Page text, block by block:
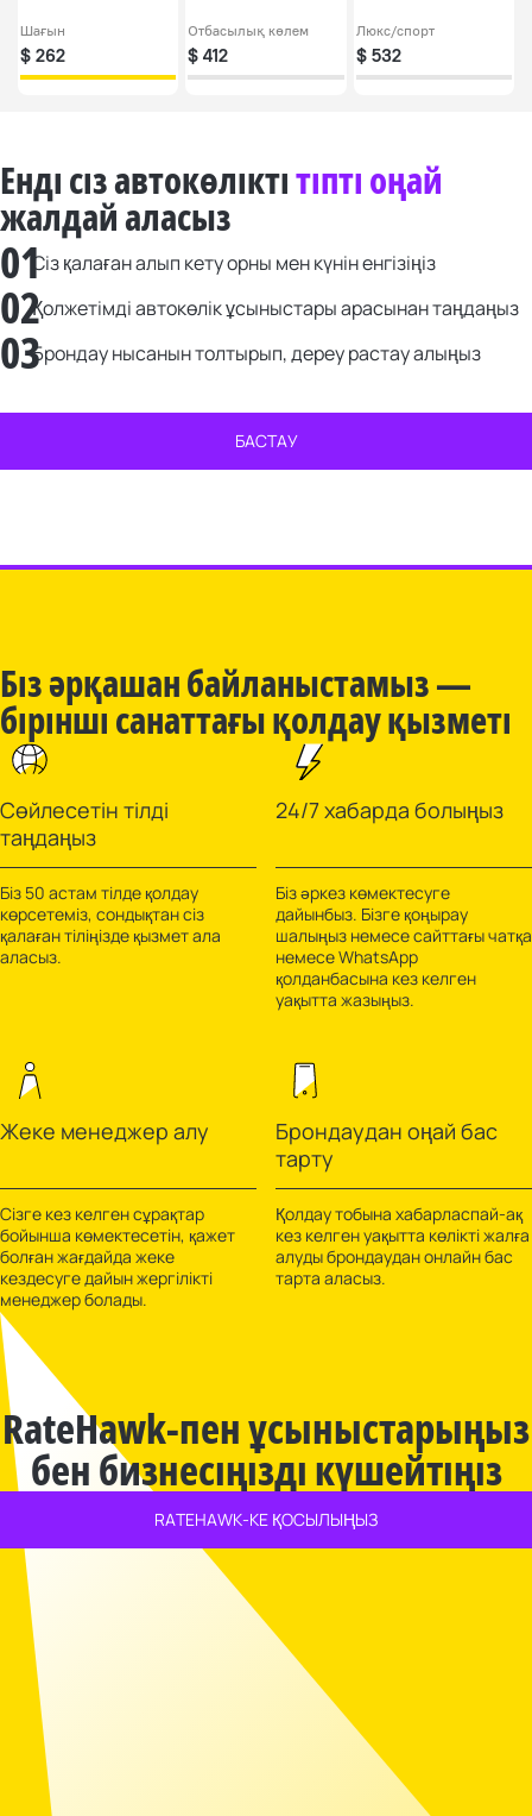
Шағын
$ 262
Отбасылық көлем
$412
Люкс/спорт
$ 532
Енді сіз автокөліктітіпті оңай
жалдай аласыз
01Сіз қалаған алып кету орны мен күнін енгізіңіз
02Қолжетімді автокөлік ұсыныстары арасынан таңдаңыз
03Брондау нысанын толтырып, дереу растау алыңыз
БАСТАУ
Біз әрқашан байланыстамыз —
бірінші санаттағы қолдау қызметі
Сөйлесетін тілді
таңдаңыз
Біз 50 астам тілде қолдау
көрсетеміз, сондықтан сіз
қалаған тіліңізде қызмет ала
аласыз.
24/7 хабарда болыңыз
Біз әркез көмектесуге
дайынбыз. Бізге қоңырау
шалыңыз немесе сайттағы чатқа
немесе WhatsApp
қолданбасына кез келген
уақытта жазыңыз.
Жеке менеджер алу
Сізге кез келген сұрақтар
бойынша көмектесетін, қажет
болған жағдайда жеке
кездесуге дайын жергілікті
менеджер болады.
Брондаудан оңай бас
тарту
Қолдау тобына хабарласпай-ақ
кез келген уақытта көлікті жалға
алуды брондаудан онлайн бас
тарта аласыз.
RateHawk-пен ұсыныстарыңыз
бен бизнесіңізді күшейтіңіз
RATEHAWK-КЕ ҚОСЫЛЫҢЫЗ